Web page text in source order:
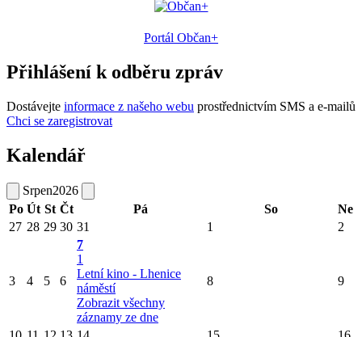
Portál Občan+
Přihlášení k odběru zpráv
Dostávejte informace z našeho webu prostřednictvím SMS a e-mailů
Chci se zaregistrovat
Kalendář
Srpen2026
Po Út St Čt Pá So
Ne
27 28 29 30 31 1 2
3 4 5 6
7
1
Letní kino - Lhenice
náměstí
Zobrazit všechny
záznamy ze dne
8 9